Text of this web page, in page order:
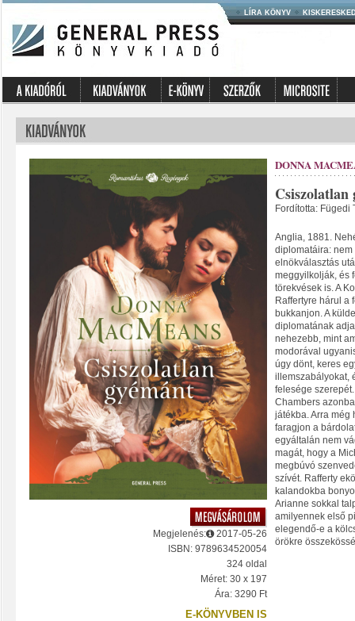
LÍRA KÖNYV
Megjelenés:
2017-05-26
ISBN: 9789634520054
324 oldal
Méret: 30 x 197
Ára: 3290 Ft
E-KÖNYVBEN IS
DONNA
Csiszolatlan
Fordította: Fügedi
Anglia, 1881.
diplomatáira:
elnökválasztás
meggyilkolják, és
törekvések is. A
Raffertyre hárul a
bukkanjon. A
diplomatának
nehezebb, mint
modorával
úgy dönt, keres
illemszabályokat,
felesége
Chambers
játékba. Arra még
faragjon a
egyáltalán nem
magát, hogy a
megbúvó
szívét. Rafferty
kalandokba
Arianne sokkal
amilyennek első
elegendő-e a
örökre